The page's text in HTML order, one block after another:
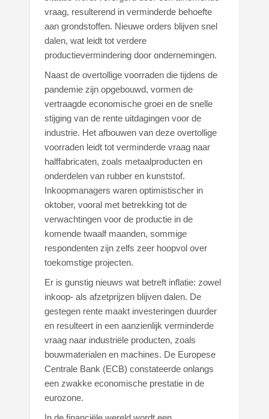
vraag, resulterend in verminderde behoefte
aan grondstoffen. Nieuwe orders blijven snel
dalen, wat leidt tot verdere
productievermindering door ondernemingen.
Naast de overtollige voorraden die tijdens de
pandemie zijn opgebouwd, vormen de
vertraagde economische groei en de snelle
stijging van de rente uitdagingen voor de
industrie. Het afbouwen van deze overtollige
voorraden leidt tot verminderde vraag naar
halffabricaten, zoals metaalproducten en
onderdelen van rubber en kunststof.
Inkoopmanagers waren optimistischer in
oktober, vooral met betrekking tot de
verwachtingen voor de productie in de
komende twaalf maanden, sommige
respondenten zijn zelfs zeer hoopvol over
toekomstige projecten.
Er is gunstig nieuws wat betreft inflatie: zowel
inkoop- als afzetprijzen blijven dalen. De
gestegen rente maakt investeringen duurder
en resulteert in een aanzienlijk verminderde
vraag naar industriële producten, zoals
bouwmaterialen en machines. De Europese
Centrale Bank (ECB) constateerde onlangs
een zwakke economische prestatie in de
eurozone.